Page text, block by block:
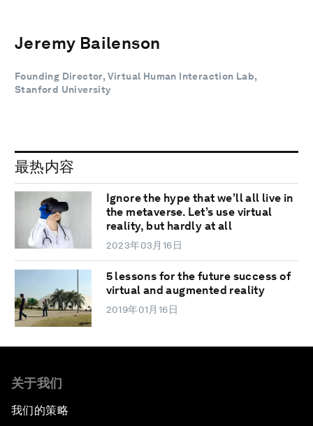
Jeremy Bailenson
Founding Director, Virtual Human Interaction Lab,
Stanford University
最热内容
Ignore the hype that we’ll all live in
the metaverse. Let’s use virtual
reality, but hardly at all
2023年03月16日
5 lessons for the future success of
virtual and augmented reality
2019年01月16日
关于我们
我们的策略